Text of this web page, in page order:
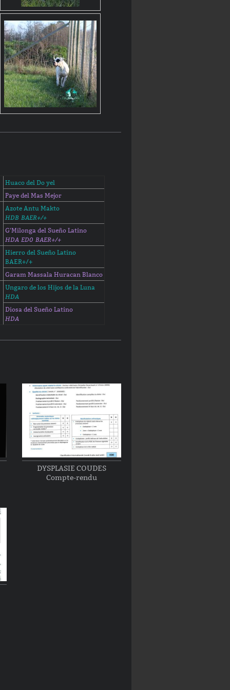
Huaco del Do yel
Paye del Mas Mejor
Azote Antu Makto
HDB BAER+/+
G'Milonga del Sueño Latino
HDA ED0 BAER+/+
Hierro del Sueño Latino
BAER+/+
Garam Massala Huracan Blanco
Ungaro de los Hijos de la Luna
HDA
Diosa del Sueño Latino
HDA
DYSPLASIE COUDES
Compte-rendu